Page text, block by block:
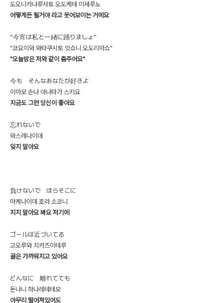
도오니카나루사토 오도케테 미세루노
어떻게든 될거야 라고 웃어보이는 거에요
“今宵は私と一緖に踊りましょ”
"코요이와 와타쿠시토 잇쇼니 오도리마쇼"
"오늘밤은 저와 같이 춤주어요"
今も そんなあなたが好きよ
이마모 손나 아나타가 스키요
지금도 그런 당신이 좋아요
忘れないで
와스레나이데
잊지 말아요
負けないで ほらそこに
마케나이데 호라 소코니
지지 말아요 봐요 저기에
ゴ－ルは近づいてる
고오루와 치카즈이테루
골은 가까워지고 있어요
どんなに 離れてても
돈나니 하나레테테모
아무리 떨어져있어도